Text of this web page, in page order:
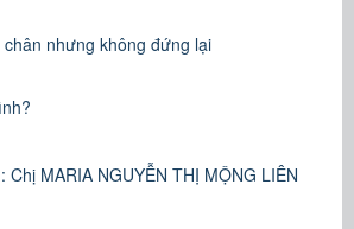
nhưng không đứng lại
Chị MARIA NGUYỄN THỊ MỘNG LIÊN